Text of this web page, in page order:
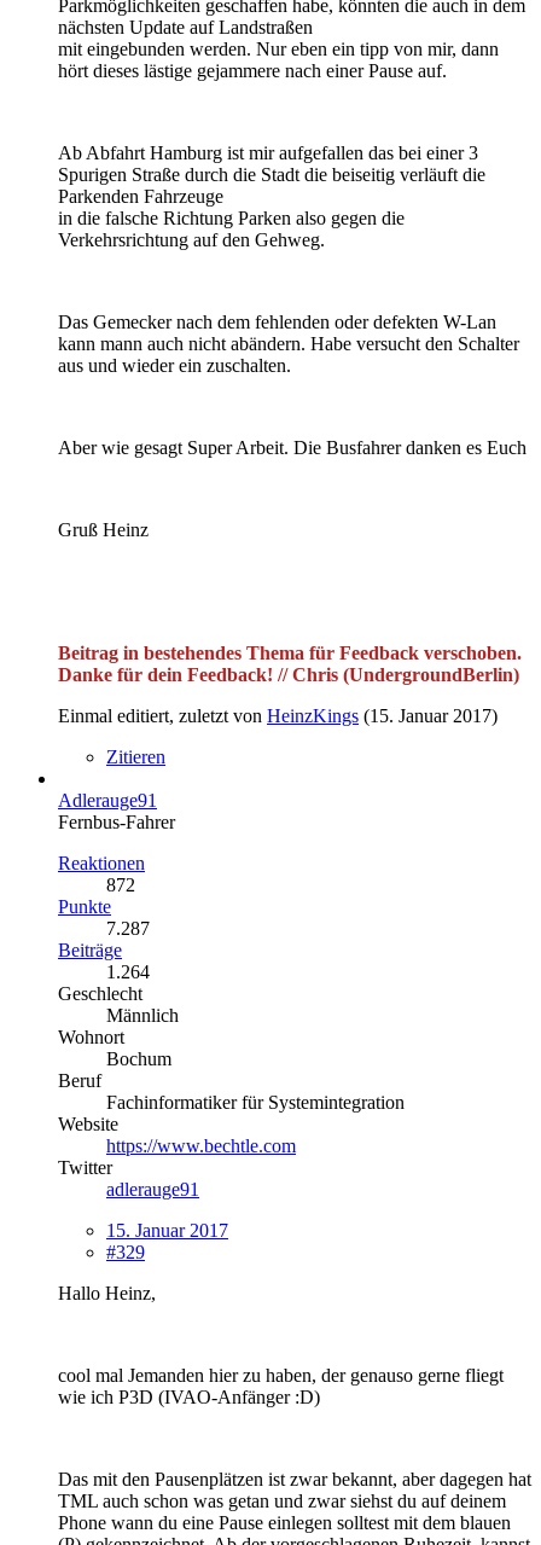
Parkmöglichkeiten geschaffen habe, könnten die auch in dem
nächsten Update auf Landstraßen
mit eingebunden werden. Nur eben ein tipp von mir, dann
hört dieses lästige gejammere nach einer Pause auf.
Ab Abfahrt Hamburg ist mir aufgefallen das bei einer 3
Spurigen Straße durch die Stadt die beiseitig verläuft die
Parkenden Fahrzeuge
in die falsche Richtung Parken also gegen die
Verkehrsrichtung auf den Gehweg.
Das Gemecker nach dem fehlenden oder defekten W-Lan
kann mann auch nicht abändern. Habe versucht den Schalter
aus und wieder ein zuschalten.
Aber wie gesagt Super Arbeit. Die Busfahrer danken es Euch
Gruß Heinz
Beitrag in bestehendes Thema für Feedback verschoben.
Danke für dein Feedback! // Chris (UndergroundBerlin)
Einmal editiert, zuletzt von HeinzKings (15. Januar 2017)
Zitieren
Adlerauge91
Fernbus-Fahrer
Reaktionen
872
Punkte
7.287
Beiträge
1.264
Geschlecht
Männlich
Wohnort
Bochum
Beruf
Fachinformatiker für Systemintegration
Website
https://www.bechtle.com
Twitter
adlerauge91
15. Januar 2017
#329
Hallo Heinz,
cool mal Jemanden hier zu haben, der genauso gerne fliegt
wie ich P3D (IVAO-Anfänger :D)
Das mit den Pausenplätzen ist zwar bekannt, aber dagegen hat
TML auch schon was getan und zwar siehst du auf deinem
Phone wann du eine Pause einlegen solltest mit dem blauen